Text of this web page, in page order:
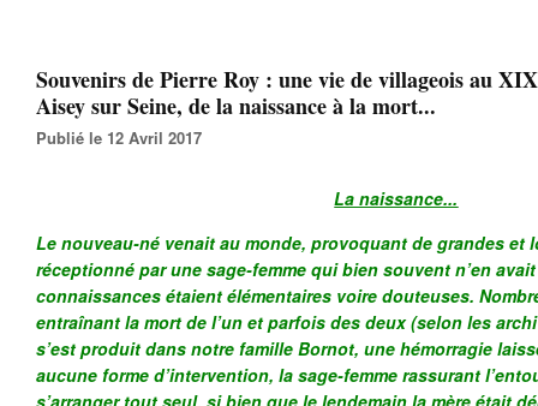
Souvenirs de Pierre Roy : une vie de villageois au
Aisey sur Seine, de la naissance à la mort...
Publié le 12 Avril 2017
La naissance...
Le nouveau-né venait au monde, provoquant de grandes et
réceptionné par une sage-femme qui bien souvent n’en
connaissances étaient élémentaires voire douteuses.
entraînant la mort de l’un et parfois des deux (selon les
s’est produit dans notre famille Bornot, une hémorragie
aucune forme d’intervention, la sage-femme rassurant
s’arranger tout seul, si bien que le lendemain la mère était